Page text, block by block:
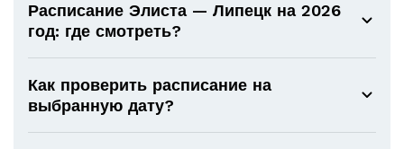
Расписание Элиста — Липецк на 2026
год: где смотреть?
Как проверить расписание на
выбранную дату?